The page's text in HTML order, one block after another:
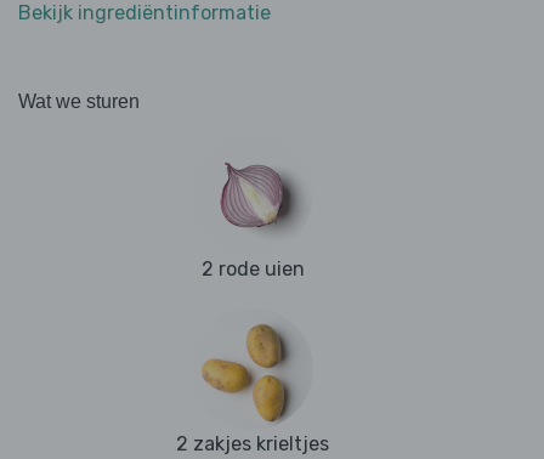
Bekijk ingrediëntinformatie
Wat we sturen
2 rode uien
2 zakjes krieltjes